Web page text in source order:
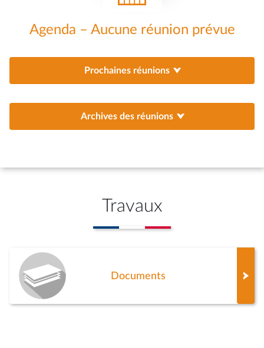
Agenda – Aucune réunion prévue
Prochaines réunions
Archives des réunions
Travaux
Documents